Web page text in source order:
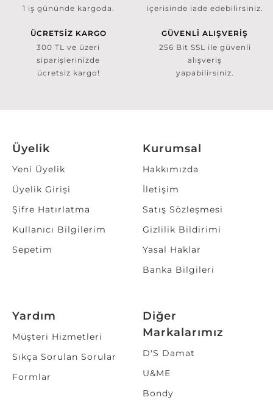
1 iş gününde kargoda.
içerisinde iade edebilirsiniz.
ÜCRETSİZ KARGO
300 TL ve üzeri
siparişlerinizde
ücretsiz kargo!
GÜVENLİ ALIŞVERİŞ
256 Bit SSL ile güvenli
alışveriş
yapabilirsiniz.
Üyelik
Yeni Üyelik
Üyelik Girişi
Şifre Hatırlatma
Kullanıcı Bilgilerim
Sepetim
Kurumsal
Hakkımızda
İletişim
Satış Sözleşmesi
Gizlilik Bildirimi
Yasal Haklar
Banka Bilgileri
Yardım
Müşteri Hizmetleri
Sıkça Sorulan Sorular
Formlar
Diğer
Markalarımız
D'S Damat
U&ME
Bondy